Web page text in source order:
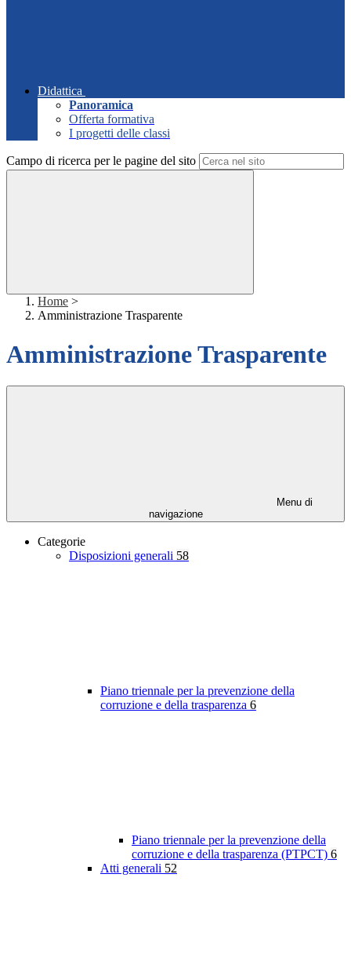
Didattica
Panoramica
Offerta formativa
I progetti delle classi
Campo di ricerca per le pagine del sito
Home >
Amministrazione Trasparente
Amministrazione Trasparente
Menu di
navigazione
Categorie
Disposizioni generali 58
Piano triennale per la prevenzione della
corruzione e della trasparenza 6
Piano triennale per la prevenzione della
corruzione e della trasparenza (PTPCT) 6
Atti generali 52